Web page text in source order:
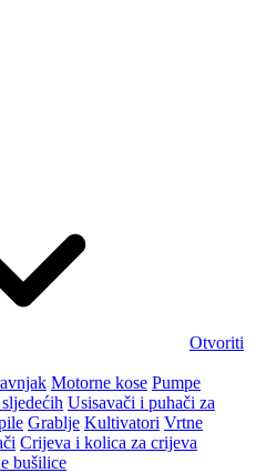
Otvoriti
Motorne kose Pumpe
Usisavači i puhači za
Grablje Kultivatori Vrtne
Crijeva i kolica za crijeva
bušilice